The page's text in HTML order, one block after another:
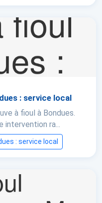
: service local
à fioul à Bondues.
intervention ra...
: service local